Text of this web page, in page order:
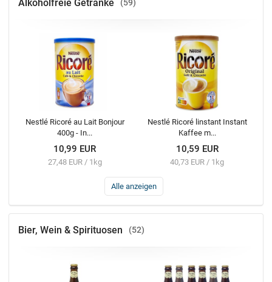
Alkoholfreie Getränke 59
Nestlé Ricoré au Lait Bonjour
400g - In...
10,99 EUR
27,48 EUR / 1kg
Nestlé Ricoré linstant Instant
Kaffee m...
10,59 EUR
40,73 EUR / 1kg
Alle anzeigen
Bier, Wein & Spirituosen 52